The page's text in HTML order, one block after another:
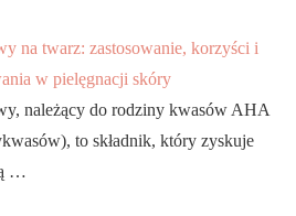
na twarz: zastosowanie, korzyści i
w pielęgnacji skóry
należący do rodziny kwasów AHA
to składnik, który zyskuje
…